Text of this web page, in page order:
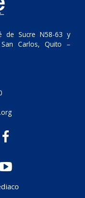
de Sucre N58-63 y
Carlos, Quito –